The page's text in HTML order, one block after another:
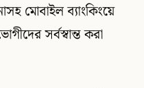
মোবাইল ব্যাংকিংয়ে
সর্বস্বান্ত করা